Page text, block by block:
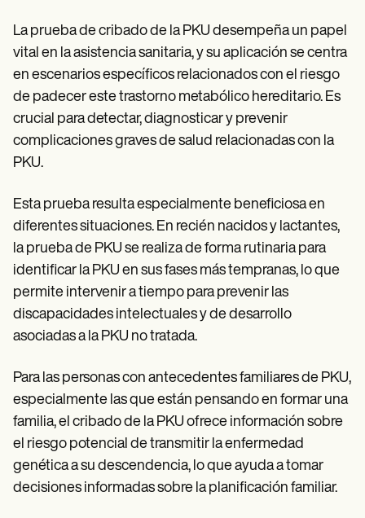
La prueba de cribado de la PKU desempeña un papel
vital en la asistencia sanitaria, y su aplicación se centra
en escenarios específicos relacionados con el riesgo
de padecer este trastorno metabólico hereditario. Es
crucial para detectar, diagnosticar y prevenir
complicaciones graves de salud relacionadas con la
PKU.
Esta prueba resulta especialmente beneficiosa en
diferentes situaciones. En recién nacidos y lactantes,
la prueba de PKU se realiza de forma rutinaria para
identificar la PKU en sus fases más tempranas, lo que
permite intervenir a tiempo para prevenir las
discapacidades intelectuales y de desarrollo
asociadas a la PKU no tratada.
Para las personas con antecedentes familiares de PKU,
especialmente las que están pensando en formar una
familia, el cribado de la PKU ofrece información sobre
el riesgo potencial de transmitir la enfermedad
genética a su descendencia, lo que ayuda a tomar
decisiones informadas sobre la planificación familiar.